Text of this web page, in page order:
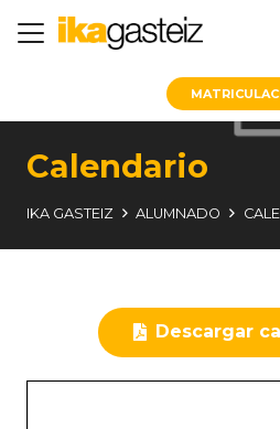
Calendario
IKA GASTEIZ ALUMNADO
Descargar